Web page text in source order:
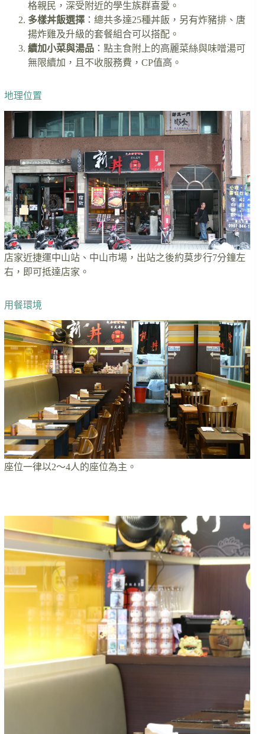
格親民，深受附近的學生族群喜愛。
多樣丼飯選擇 ：總共多達25種丼飯，另有炸豬排、唐
揚炸雞及升級的套餐組合可以搭配。
續加小菜與湯品 ：點主食附上的高麗菜絲與味噌湯可
無限續加，且不收服務費，CP值高。
地理位置
店家近捷運中山站、中山市場，出站之後約莫步行7分鐘左
右，即可抵達店家。
用餐環境
座位一律以2～4人的座位為主。